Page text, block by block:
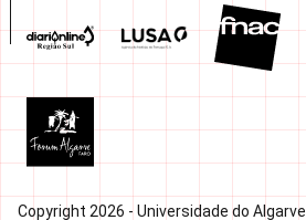
Copyright 2026 - Universidade do Algarve